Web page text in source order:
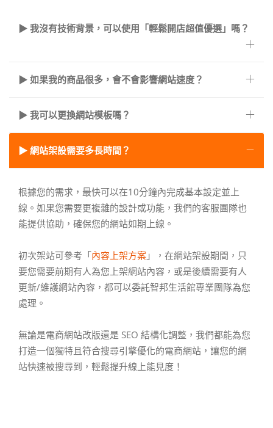
▶ 我沒有技術背景，可以使用「輕鬆開店超值優選」嗎？
▶ 如果我的商品很多，會不會影響網站速度？
▶ 我可以更換網站模板嗎？
▶ 網站架設需要多長時間？
根據您的需求，最快可以在10分鐘內完成基本設定並上
線。如果您需要更複雜的設計或功能，我們的客服團隊也
能提供協助，確保您的網站如期上線。
初次架站可參考「內容上架方案 」，在網站架設期間，只
要您需要前期有人為您上架網站內容，或是後續需要有人
更新/維護網站內容，都可以委託智邦生活館專業團隊為您
處理。
無論是電商網站改版還是 SEO 結構化調整，我們都能為您
打造一個獨特且符合搜尋引擎優化的電商網站，讓您的網
站快速被搜尋到，輕鬆提升線上能見度！